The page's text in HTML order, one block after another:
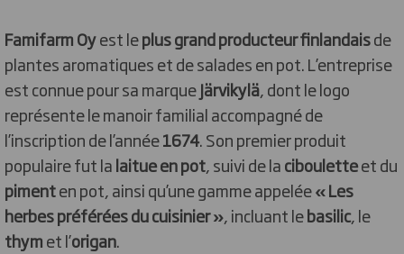
Famifarm Oyest leplus grand producteur finlandaisde
plantes aromatiques et de salades en pot. L’entreprise
est connue pour sa marqueJärvikylä, dont le logo
représente le manoir familial accompagné de
l’inscription de l’année1674. Son premier produit
populaire fut lalaitue en pot, suivi de lacibouletteet du
pimenten pot, ainsi qu’une gamme appelée« Les
herbes préférées du cuisinier », incluant lebasilic, le
thymet l’origan.